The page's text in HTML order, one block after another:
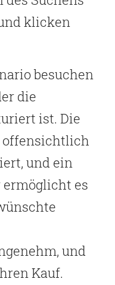
klicken
besuchen
die
ist. Die
offensichtlich
und ein
es
und
Kauf.